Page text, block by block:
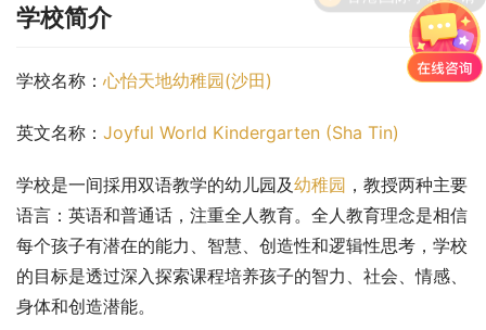
学校简介
学校名称： 心怡天地幼稚园(沙田)
英文名称： Joyful World Kindergarten (Sha Tin)
学校是一间採用双语教学的幼儿园及幼稚园 ，教授两种主要
语言：英语和普通话，注重全人教育。全人教育理念是相信
每个孩子有潜在的能力、智慧、创造性和逻辑性思考，学校
的目标是透过深入探索课程培养孩子的智力、社会、情感、
身体和创造潜能。